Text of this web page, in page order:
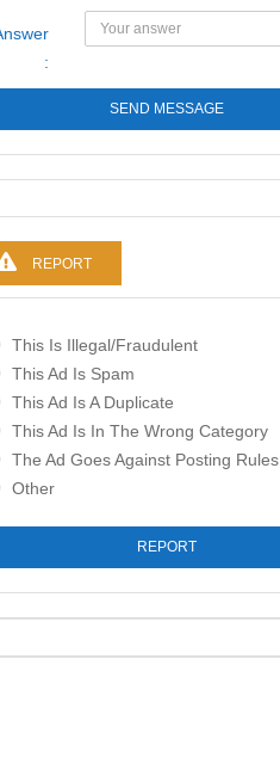
:
SEND MESSAGE
REPORT
This Is Illegal/fraudulent
This Ad Is Spam
This Ad Is A Duplicate
This Ad Is In The Wrong Category
The Ad Goes Against Posting Rules
Other
REPORT